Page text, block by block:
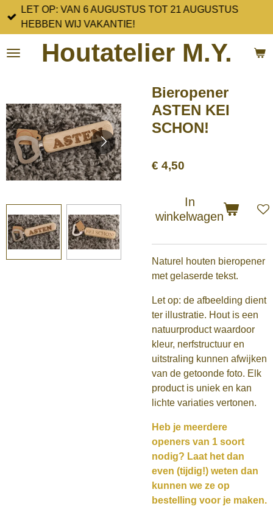
Ga
direct
de
Houtatelier M.Y.
LET OP: VAN 6 AUGUSTUS TOT 21 AUGUSTUS
HEBBEN WIJ VAKANTIE!
Bieropener
ASTEN KEI
SCHON!
€ 4,50
In
winkelwagen
Naturel houten bieropener
met gelaserde tekst.
Let op: de afbeelding dient
ter illustratie. Hout is een
natuurproduct waardoor
kleur, nerfstructuur en
uitstraling kunnen afwijken
van de getoonde foto. Elk
product is uniek en kan
lichte variaties vertonen.
Heb je meerdere
openers van 1 soort
nodig? Laat het dan
even (tijdig!) weten dan
kunnen we ze op
bestelling voor je maken.